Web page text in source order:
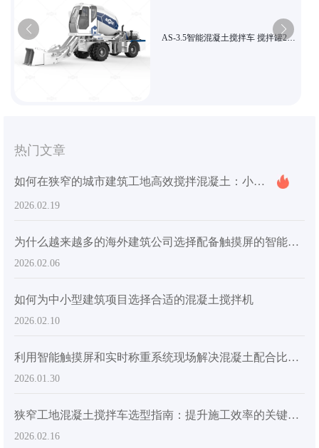
AS-3.5智能混凝土搅拌车 搅拌罐270
热门文章
如何在狭窄的城市建筑工地高效搅拌混凝土：小型搅拌车选型指南
2026.02.19
为什么越来越多的海外建筑公司选择配备触摸屏的智能搅拌机：揭示其核心产品价值
2026.02.06
如何为中小型建筑项目选择合适的混凝土搅拌机
2026.02.10
利用智能触摸屏和实时称重系统现场解决混凝土配合比不一致的问题
2026.01.30
狭窄工地混凝土搅拌车选型指南：提升施工效率的关键技术
2026.02.16